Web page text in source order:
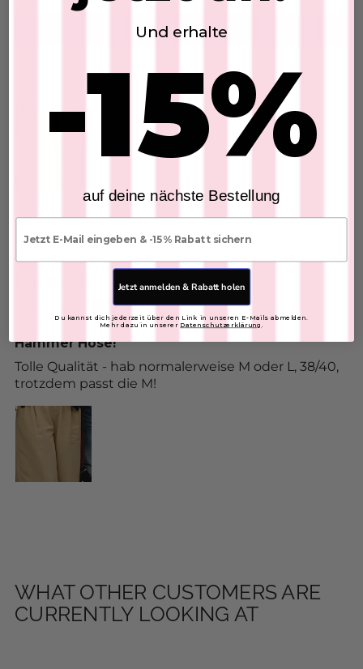
Write a review
Customer photos & videos
Sort by
Hammer Hose!
Tolle Qualität - hab normalerweise M oder L, 38/40,
trotzdem passt die M!
WHAT OTHER CUSTOMERS ARE
CURRENTLY LOOKING AT
Und erhalte
-15%
auf deine nächste Bestellung
E-mail
Jetzt anmelden & Rabatt holen
Du kannst dich jederzeit über den Link in unseren E-Mails abmelden.
Mehr dazu in unserer Datenschutzerklärung